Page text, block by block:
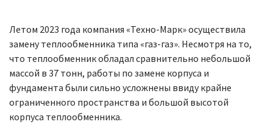
Летом 2023 года компания «Техно-Марк» осуществила
замену теплообменника типа «газ-газ». Несмотря на то,
что теплообменник обладал сравнительно небольшой
массой в 37 тонн, работы по замене корпуса и
фундамента были сильно усложнены ввиду крайне
ограниченного пространства и большой высотой
корпуса теплообменника.